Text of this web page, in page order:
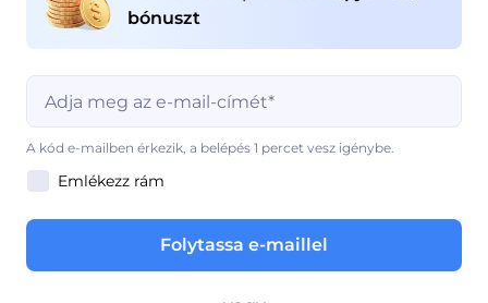
bónuszt
A kód e-mailben érkezik, a belépés 1 percet vesz igénybe.
Ez a mező kitöltése kötelező
Emlékezz rám
Folytassa e-maillel